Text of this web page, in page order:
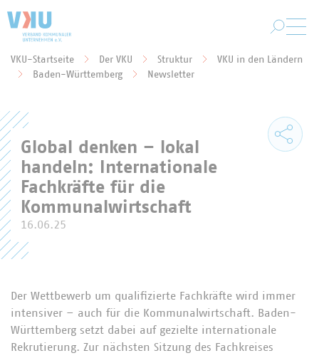
Sie befinden sich hier:
VKU-Startseite Der VKU Struktur
VKU in den Ländern
Baden-Württemberg
Newsletter
Global denken – lokal
handeln: Internationale
Fachkräfte für die
Kommunalwirtschaft
16.06.25
Der Wettbewerb um qualifizierte Fachkräfte wird immer
intensiver – auch für die Kommunalwirtschaft. Baden-
Württemberg setzt dabei auf gezielte internationale
Rekrutierung. Zur nächsten Sitzung des Fachkreises